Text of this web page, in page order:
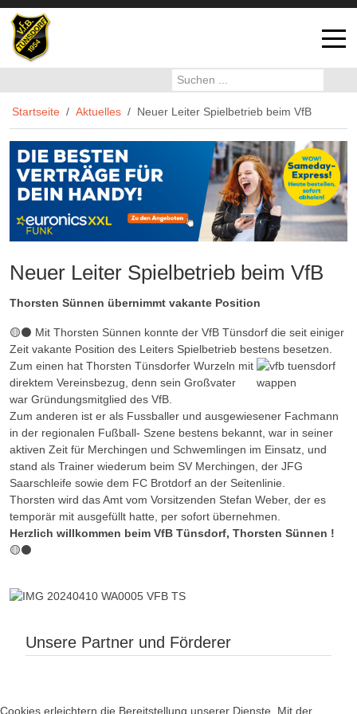
Off-
Startseite Aktuelles Neuer Leiter Spielbetrieb beim VfB
Neuer Leiter Spielbetrieb beim VfB
Thorsten Sünnen übernimmt vakante Position
🟡⚫️ Mit Thorsten Sünnen konnte der VfB Tünsdorf die seit einiger
Zeit vakante Position des Leiters Spielbetrieb bestens besetzen.
Zum einen hat Thorsten Tünsdorfer Wurzeln mit
direktem Vereinsbezug, denn sein Großvater
war Gründungsmitglied des VfB.
Zum anderen ist er als Fussballer und ausgewiesener Fachmann
in der regionalen Fußball- Szene bestens bekannt, war in seiner
aktiven Zeit für Merchingen und Schwemlingen im Einsatz, und
stand als Trainer wiederum beim SV Merchingen, der JFG
Saarschleife sowie dem FC Brotdorf an der Seitenlinie.
Thorsten wird das Amt vom Vorsitzenden Stefan Weber, der es
temporär mit ausgefüllt hatte, per sofort übernehmen.
Herzlich willkommen beim VfB Tünsdorf, Thorsten Sünnen !
🟡⚫️
Unsere Partner und Förderer
Cookies erleichtern die Bereitstellung unserer Dienste. Mit der